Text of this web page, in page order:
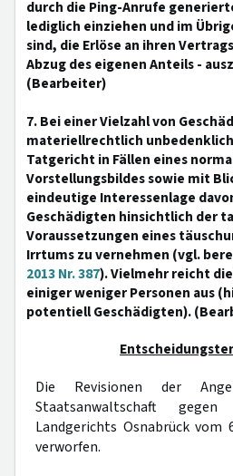
durch die Ping-Anrufe
lediglich einziehen und im
sind, die Erlöse an ihren
Abzug des eigenen Anteils -
(Bearbeiter)
7. Bei einer Vielzahl von
materiellrechtlich
Tatgericht in Fällen eines
Vorstellungsbildes sowie mit
eindeutige Interessenlage
Geschädigten hinsichtlich der
Voraussetzungen eines
Irrtums zu vernehmen (vgl.
2013 Nr. 387). Vielmehr reicht
einiger weniger Personen aus
potentiell Geschädigten).
Die Revisionen der
Staatsanwaltschaft
Landgerichts Osnabrück vom
verworfen.